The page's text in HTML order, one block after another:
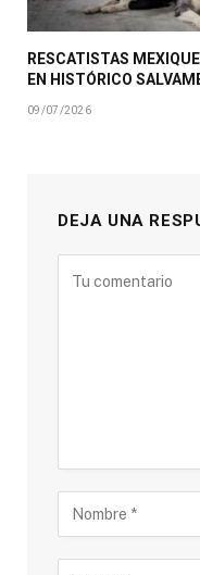
RESCATISTAS
EN HISTÓRICO
09/07/2026
DEJA UNA